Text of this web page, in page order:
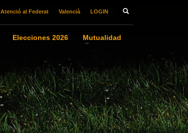
Atenció al Federat Valencià LOGIN
Elecciones 2026
Mutualidad